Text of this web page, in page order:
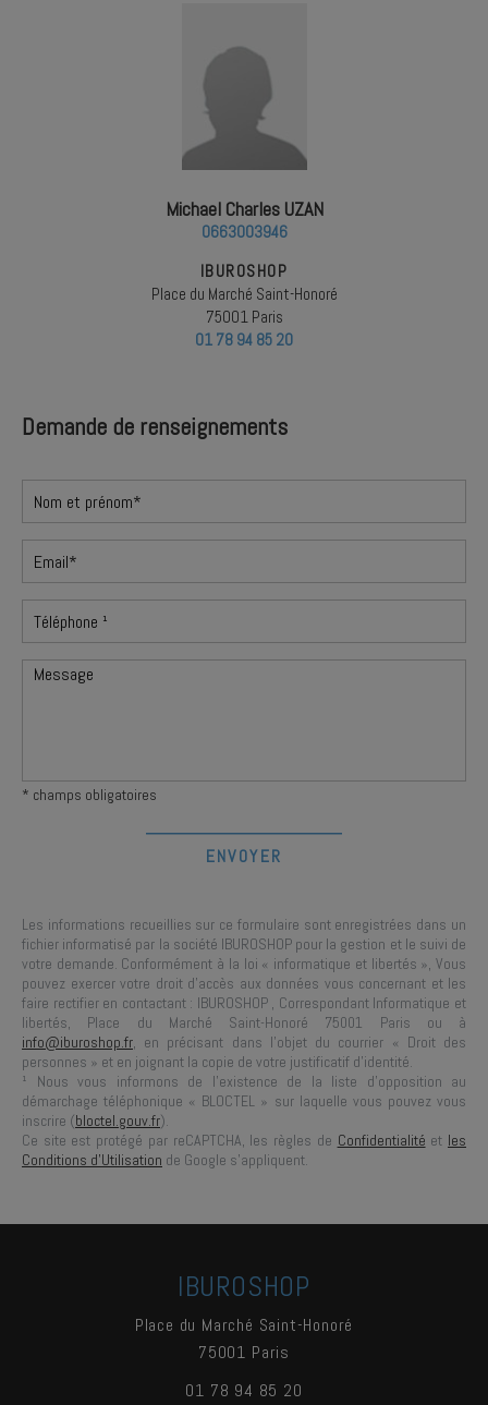
Michael Charles UZAN
0663003946
IBUROSHOP
Place du Marché Saint-Honoré
75001 Paris
01 78 94 85 20
Demande de renseignements
* champs obligatoires
Les informations recueillies sur ce formulaire sont enregistrées dans un
fichier informatisé par la société IBUROSHOP pour la gestion et le suivi de
votre demande. Conformément à la loi « informatique et libertés », Vous
pouvez exercer votre droit d'accès aux données vous concernant et les
faire rectifier en contactant : IBUROSHOP , Correspondant Informatique et
libertés, Place du Marché Saint-Honoré 75001 Paris ou à
info@iburoshop.fr, en précisant dans l’objet du courrier « Droit des
personnes » et en joignant la copie de votre justificatif d’identité.
¹ Nous vous informons de l’existence de la liste d’opposition au
démarchage téléphonique « BLOCTEL » sur laquelle vous pouvez vous
inscrire (bloctel.gouv.fr).
Ce site est protégé par reCAPTCHA, les règles de Confidentialité et les
Conditions d'Utilisation de Google s'appliquent.
IBUROSHOP
Place du Marché Saint-Honoré
75001 Paris
01 78 94 85 20